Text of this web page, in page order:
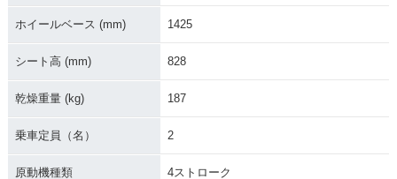
ホイールベース (mm) 1425
シート高 (mm) 828
乾燥重量 (kg) 187
乗車定員（名） 2
原動機種類 4ストローク